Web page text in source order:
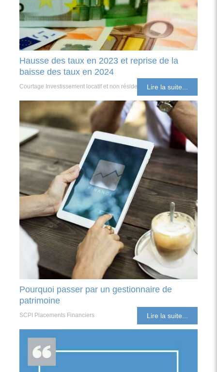
Hausse des taux en 2023 et reprise de la
baisse des taux en 2024
Courtage Investissement locatif et non résident Lire la suite...
Pourquoi passer par un gestionnaire de
patrimoine
SCPI Placements Financiers Lire la suite...